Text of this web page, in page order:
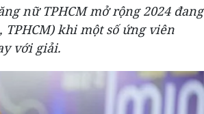
nữ TPHCM mở rộng 2024 đang
TPHCM) khi một số ứng viên
với giải.